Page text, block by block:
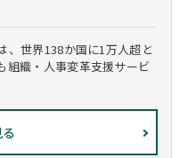
、世界138か国に1万人超と
組織・人事変革支援サービ